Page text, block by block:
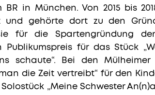
BR in München. Von 2015 bis
und gehörte dort zu den
für die Spartengründung
Publikumspreis für das Stück
schaute“. Bei den
die Zeit vertreibt“ für den
„Meine Schwester